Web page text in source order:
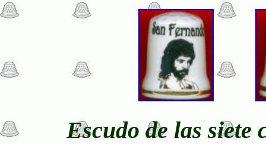
Escudo de las siete